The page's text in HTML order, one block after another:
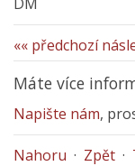
«« předchozí
Máte více
Napište nám,
Nahoru · Zpět ·